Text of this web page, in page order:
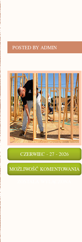
POSTED BY ADMIN
CZERWIEC - 27 - 2026
MOŻLIWOŚĆ KOMENTOWANIA